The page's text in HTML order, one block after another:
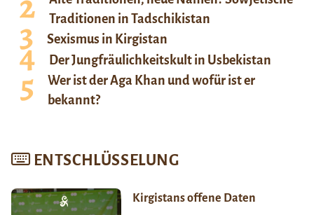
Traditionen in Tadschikistan
Sexismus in Kirgistan
Der Jungfräulichkeitskult in Usbekistan
Wer ist der Aga Khan und wofür ist er
bekannt?
ENTSCHLÜSSELUNG
Kirgistans offene Daten